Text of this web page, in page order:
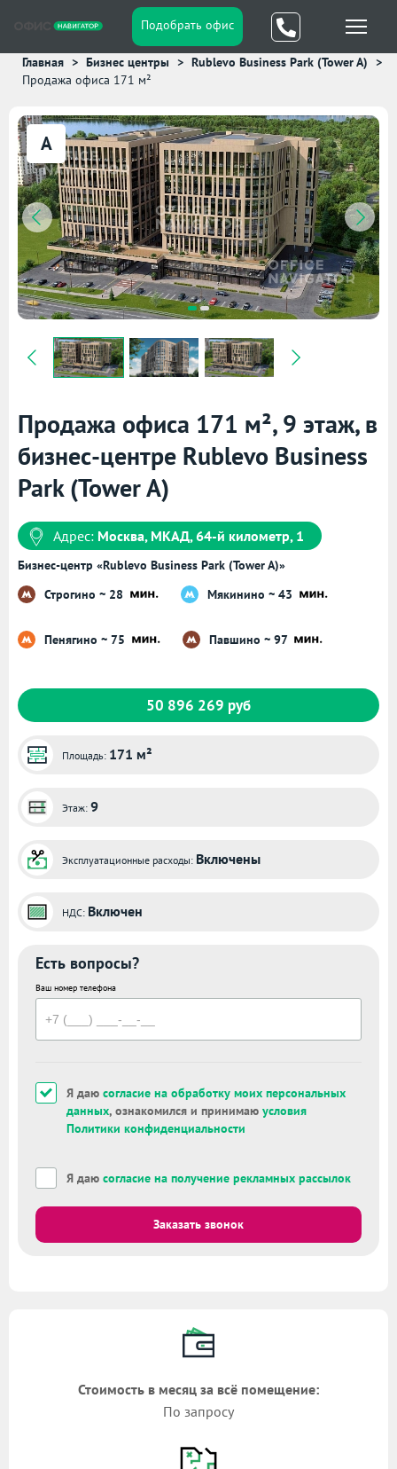
Подобрать офис
Главная Бизнес центры
Rublevo Business Park (Tower A)
Продажа офиса 171 м²
A
Продажа офиса 171 м², 9 этаж, в
бизнес-центре Rublevo Business
Park (Tower A)
Адрес: Москва, МКАД, 64-й километр, 1
Бизнес-центр «Rublevo Business Park (Tower A)»
Строгино ~ 28
Мякинино ~ 43
Пенягино ~ 75 Павшино ~ 97
50 896 269 руб
Площадь: 171 м²
Этаж: 9
Эксплуатационные расходы: Включены
НДС: Включен
Есть вопросы?
Ваш номер телефона
Я даю согласие на обработку моих персональных
данных, ознакомился и принимаю условия
Политики конфиденциальности
Я даю согласие на получение рекламных рассылок
Заказать звонок
Стоимость в месяц за всё помещение:
По запросу